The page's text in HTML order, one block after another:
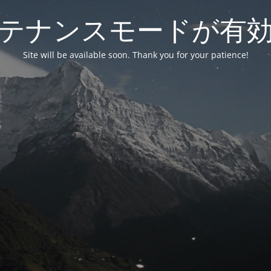
ナンスモードが有
Site will be available soon. Thank you for your patience!